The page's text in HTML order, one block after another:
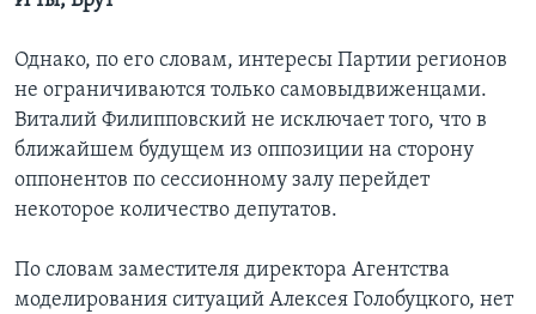
Однако, по его словам, интересы Партии регионов
не ограничиваются только самовыдвиженцами.
Виталий Филипповский не исключает того, что в
ближайшем будущем из оппозиции на сторону
оппонентов по сессионному залу перейдет
некоторое количество депутатов.
По словам заместителя директора Агентства
моделирования ситуаций Алексея Голобуцкого, нет